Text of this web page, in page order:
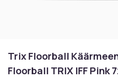
Trix Floorball
Floorball TRIX IFF Pink